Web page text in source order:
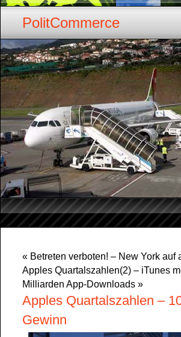
PolitCommerce
« Betreten verboten! – New York auf
Apples Quartalszahlen(2) – iTunes
Milliarden App-Downloads »
Apples Quartalszahlen –
Gewinn